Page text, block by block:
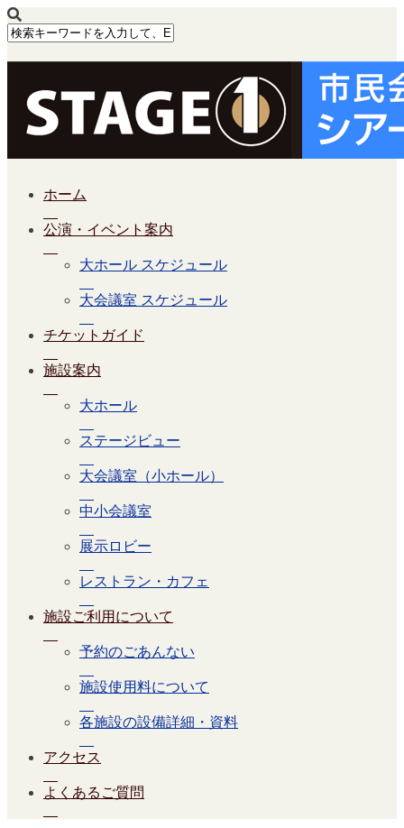
ホーム
公演・イベント案内
大ホール スケジュール
大会議室 スケジュール
チケットガイド
施設案内
大ホール
ステージビュー
大会議室（小ホール）
中小会議室
展示ロビー
レストラン・カフェ
施設ご利用について
予約のごあんない
施設使用料について
各施設の設備詳細・資料
アクセス
よくあるご質問